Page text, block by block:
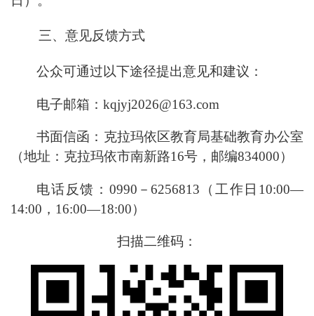
三、 意见反馈方式
公众可通过以下途径提出意见和建议：
电子邮箱：kqjyj2026@163.com
书面信函：克拉玛依区教育局基础教育办公室
（地址：克拉玛依市南新路16号，邮编834000）
电话反馈： 0990 － 625681 3 （ 工作日 10:00—
14:00 ， 16:00—18:00）
扫描二维码：